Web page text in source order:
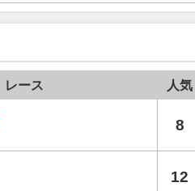
レース 人気
8
12